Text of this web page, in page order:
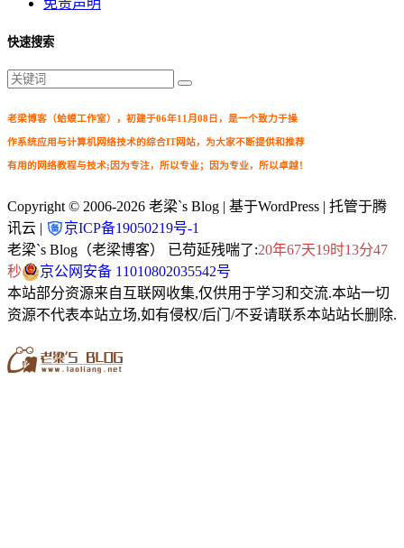
快速搜索
老梁博客（蛤蟆工作室），初建于06年11月08日，是一个致力于操
作系统应用与计算机网络技术的综合IT网站，为大家不断提供和推荐
有用的网络教程与技术;因为专注，所以专业；因为专业，所以卓越！
Copyright © 2006-2026 老梁`s Blog | 基于WordPress | 托管于腾
讯云 |
京ICP备19050219号-1
老梁`s Blog（老梁博客） 已苟延残喘了:20年67天19时13分49
秒
京公网安备 11010802035542号
本站部分资源来自互联网收集,仅供用于学习和交流.本站一切
资源不代表本站立场,如有侵权/后门/不妥请联系本站站长删除.